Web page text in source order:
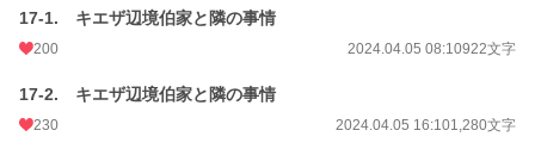
17-1. キエザ辺境伯家と隣の事情
200 2024.04.05 08:10922文字
17-2. キエザ辺境伯家と隣の事情
230 2024.04.05 16:101,280文字